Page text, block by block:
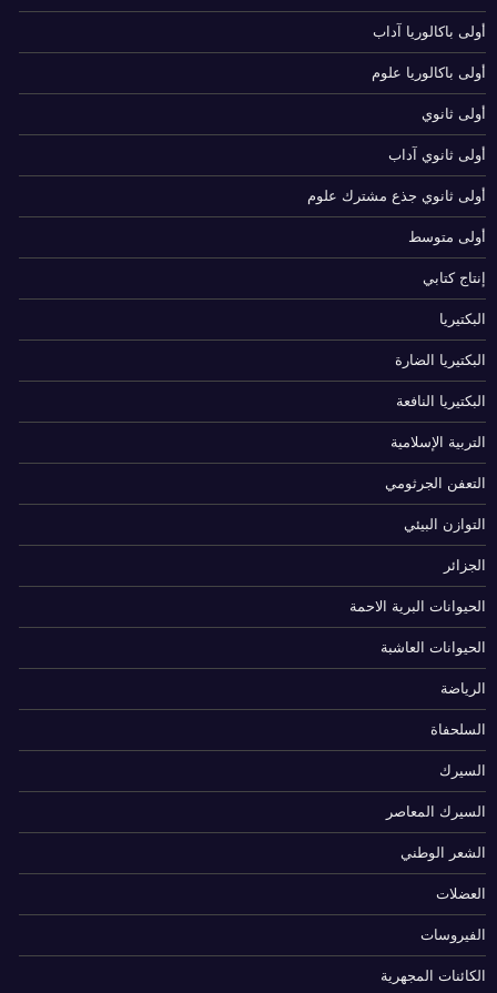
أولى باكالوريا آداب
أولى باكالوريا علوم
أولى ثانوي
أولى ثانوي آداب
أولى ثانوي جذع مشترك علوم
أولى متوسط
إنتاج كتابي
البكتيريا
البكتيريا الضارة
البكتيريا النافعة
التربية الإسلامية
التعفن الجرثومي
التوازن البيئي
الجزائر
الحيوانات البرية الاحمة
الحيوانات العاشبة
الرياضة
السلحفاة
السيرك
السيرك المعاصر
الشعر الوطني
العضلات
الفيروسات
الكائنات المجهرية